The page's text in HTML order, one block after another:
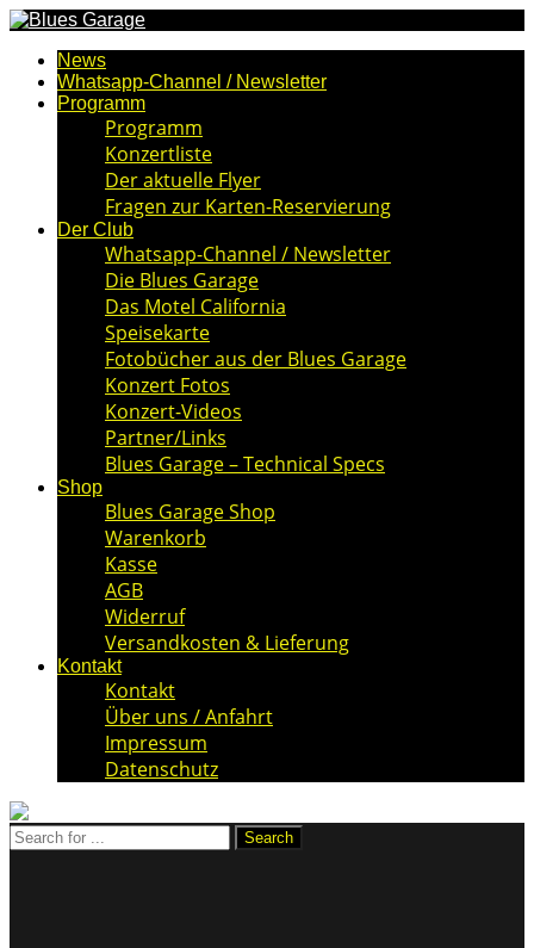
News
Whatsapp-Channel / Newsletter
Programm
Programm
Konzertliste
Der aktuelle Flyer
Fragen zur Karten-Reservierung
Der Club
Whatsapp-Channel / Newsletter
Die Blues Garage
Das Motel California
Speisekarte
Fotobücher aus der Blues Garage
Konzert Fotos
Konzert-Videos
Partner/Links
Blues Garage – Technical Specs
Shop
Blues Garage Shop
Warenkorb
Kasse
AGB
Widerruf
Versandkosten & Lieferung
Kontakt
Kontakt
Über uns / Anfahrt
Impressum
Datenschutz